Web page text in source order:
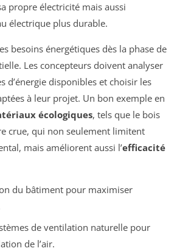
propre électricité mais aussi
électrique plus durable.
besoins énergétiques dès la phase de
Les concepteurs doivent analyser
d’énergie disponibles et choisir les
à leur projet. Un bon exemple en
écologiques, tels que le bois
crue, qui non seulement limitent
mais améliorent aussi l’efficacité
du bâtiment pour maximiser
de ventilation naturelle pour
de l’air.